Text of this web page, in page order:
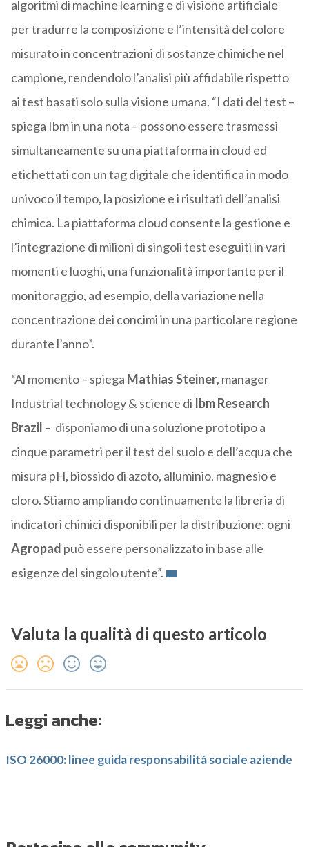
algoritmi di machine learning e di visione artificiale
per tradurre la composizione e l’intensità del colore
misurato in concentrazioni di sostanze chimiche nel
campione, rendendolo l’analisi più affidabile rispetto
ai test basati solo sulla visione umana. “I dati del test –
spiega Ibm in una nota – possono essere trasmessi
simultaneamente su una piattaforma in cloud ed
etichettati con un tag digitale che identifica in modo
univoco il tempo, la posizione e i risultati dell’analisi
chimica. La piattaforma cloud consente la gestione e
l’integrazione di milioni di singoli test eseguiti in vari
momenti e luoghi, una funzionalità importante per il
monitoraggio, ad esempio, della variazione nella
concentrazione dei concimi in una particolare regione
durante l’anno”.
“Al momento – spiega Mathias Steiner, manager
Industrial technology & science di Ibm Research
Brazil – disponiamo di una soluzione prototipo a
cinque parametri per il test del suolo e dell’acqua che
misura pH, biossido di azoto, alluminio, magnesio e
cloro. Stiamo ampliando continuamente la libreria di
indicatori chimici disponibili per la distribuzione; ogni
Agropad può essere personalizzato in base alle
esigenze del singolo utente”.
Valuta la qualità di questo articolo
Leggi anche:
ISO 26000: linee guida responsabilità sociale aziende